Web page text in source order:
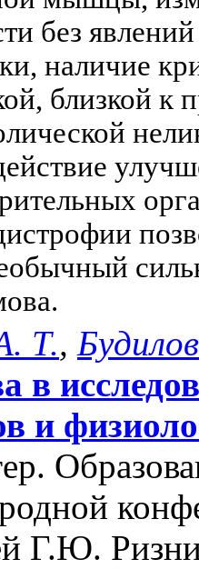
без
наличие
близкой к
Т.,
в
и
Г.Ю.